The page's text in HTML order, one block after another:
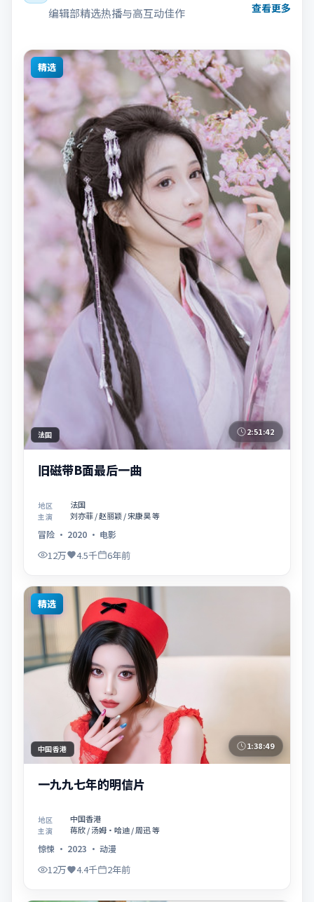
编辑部精选热播与高互动佳作 查看更多
精选
法国 2:51:42
旧磁带B面最后一曲
地区 法国
主演 刘亦菲 / 赵丽颖 / 宋康昊 等
冒险 · 2020 · 电影
12万 4.5千 6年前
精选
中国香港 1:38:49
一九九七年的明信片
地区 中国香港
主演 蒋欣 / 汤姆·哈迪 / 周迅 等
惊悚 · 2023 · 动漫
12万 4.4千 2年前